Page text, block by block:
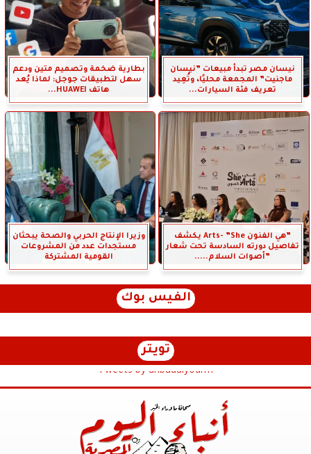
نيسان مصر تبدأ مبيعات ”نيسان
ماجنيت” المجمعة محليًا، وتُعِيد
تعريف فئة السيارات...
بطارية ضخمة وتصميم متين ودعم
سهل لتطبيقات جوجل: لماذا يُعد
هاتف HUAWEI...
”هي الفنون Arts- ”She يكشف
تفاصيل دورته السادسة تحت شعار
”أصوات السلام.....
وزيرا الإنتاج الحربي والصحة يبحثان
مستجدات عدد من المشروعات
القومية المشتركة
الفيس بوك
تويتر
Tweets by anbaaalyoum1